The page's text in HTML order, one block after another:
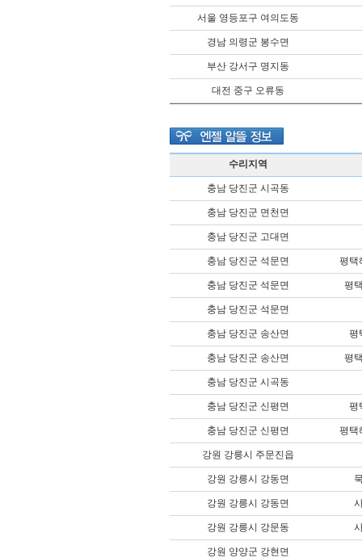
서울 영등포구 여의도동
경남 의령군 봉수면
부산 강서구 명지동
대전 중구 오류동
수리지역
충남 당진군 시곡동
충남 당진군 면천면
충남 당진군 고대면
충남 당진군 석문면 평택
충남 당진군 석문면 평
충남 당진군 석문면
충남 당진군 송산면 평
충남 당진군 송산면 평
충남 당진군 시곡동
충남 당진군 신평면 평
충남 당진군 신평면 평택
강원 강릉시 주문진읍
강원 강릉시 강동면
강원 강릉시 강동면
강원 강릉시 강문동
강원 양양군 강현면